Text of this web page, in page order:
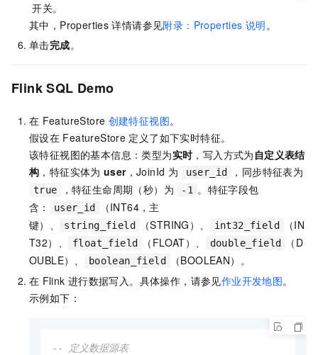
开关。
其中，Properties 详情请参见附录：Properties 说明。
单击完成。
Flink SQL Demo
在 FeatureStore 创建特征视图。
假设在 FeatureStore 定义了如下实时特征。
该特征视图的基本信息：类型为实时 ，写入方式为 自定义表结
构 ，特征实体为 user，JoinId 为 user_id ，同步特征表为
true ，特征生命周期（秒）为 -1 。特征字段包
含：
user_id
（INT64，主
键）、
string_field （STRING）、 int32_field
（IN
T32）、
float_field （FLOAT）、 double_field
（D
OUBLE）、
boolean_field
（BOOLEAN）。
在 Flink 进行数据写入。具体操作，请参见作业开发地图。
示例如下：
-- 定义数据源表